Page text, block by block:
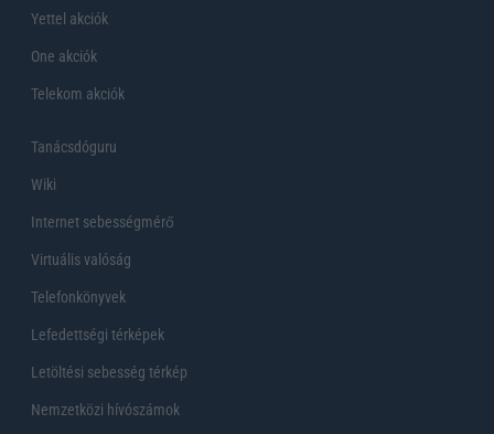
Yettel akciók
One akciók
Telekom akciók
Tanácsdóguru
Wiki
Internet sebességmérő
Virtuális valóság
Telefonkönyvek
Lefedettségi térképek
Letöltési sebesség térkép
Nemzetközi hívószámok